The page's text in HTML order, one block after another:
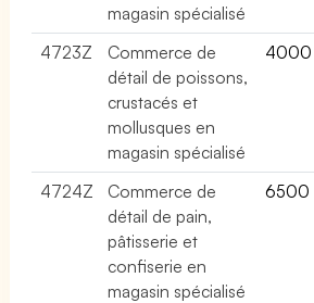
magasin spécialisé
4723Z
Commerce de
détail de poissons,
crustacés et
mollusques en
magasin spécialisé
4000
4724Z
Commerce de
détail de pain,
pâtisserie et
confiserie en
magasin spécialisé
6500